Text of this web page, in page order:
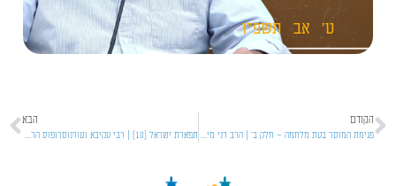
ט' אב תשפ"ו
הקודם
פגימת המוסר בעת מלחמה – חלק ב' | הרב דני מילר
הבא
תפארת ישראל [10] | רבי עקיבא וטורנוסרופוס הרשע – חלק ג'